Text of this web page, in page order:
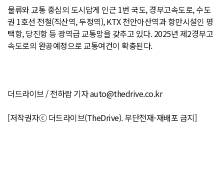
물류와 교통 중심의 도시답게 인근 1번 국도, 경부고속도로, 수도
권 1호선 전철(직산역, 두정역), KTX 천안아산역과 항만시설인 평
택항, 당진항 등 광역급 교통망을 갖추고 있다. 2025년 제2경부고
속도로의 완공예정으로 교통여건이 확충된다.
더드라이브 / 전하람 기자 auto@thedrive.co.kr
[저작권자ⓒ 더드라이브(TheDrive). 무단전재-재배포 금지]